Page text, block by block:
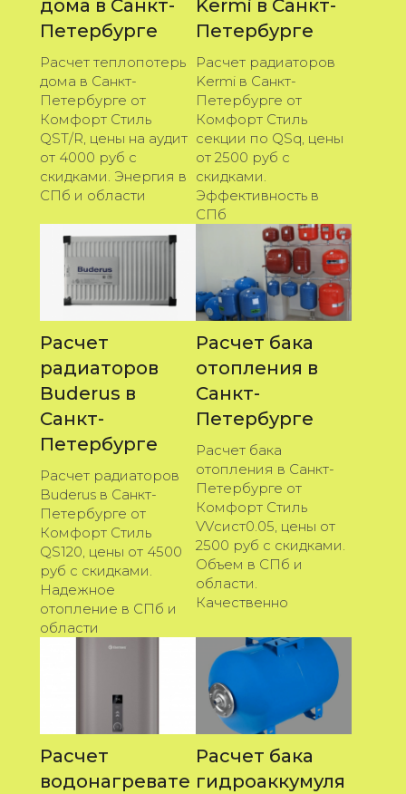
дома в Санкт-
Петербурге
Расчет теплопотерь
дома в Санкт-
Петербурге от
Комфорт Стиль
QST/R, цены на аудит
от 4000 руб с
скидками. Энергия в
СПб и области
Kermi в Санкт-
Петербурге
Расчет радиаторов
Kermi в Санкт-
Петербурге от
Комфорт Стиль
секции по QSq, цены
от 2500 руб с
скидками.
Эффективность в
СПб
Расчет
радиаторов
Buderus в
Санкт-
Петербурге
Расчет радиаторов
Buderus в Санкт-
Петербурге от
Комфорт Стиль
QS120, цены от 4500
руб с скидками.
Надежное
отопление в СПб и
области
Расчет бака
отопления в
Санкт-
Петербурге
Расчет бака
отопления в Санкт-
Петербурге от
Комфорт Стиль
VVсист0.05, цены от
2500 руб с скидками.
Объем в СПб и
области.
Качественно
Расчет
водонагревате
Расчет бака
гидроаккумуля